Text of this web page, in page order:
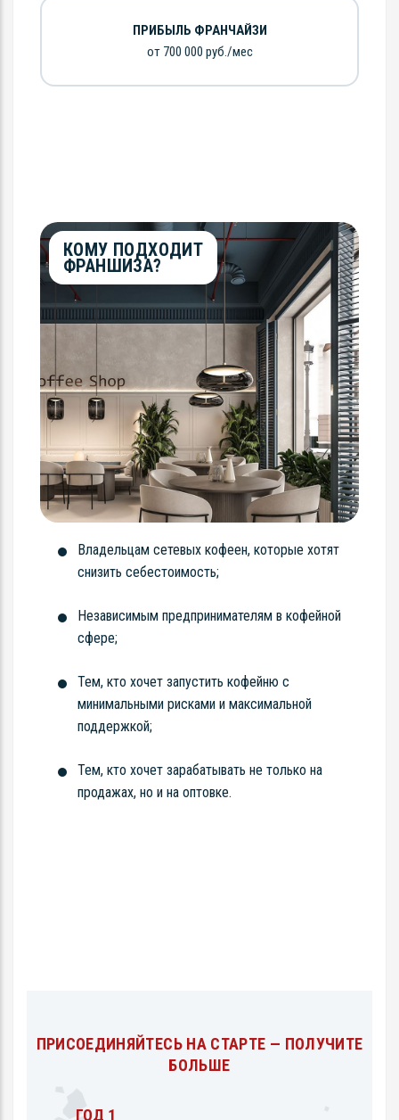
ПРИБЫЛЬ ФРАНЧАЙЗИ
от 700 000 руб./мес
Владельцам сетевых кофеен, которые хотят
снизить себестоимость;
Независимым предпринимателям в кофейной
сфере;
Тем, кто хочет запустить кофейню с
минимальными рисками и максимальной
поддержкой;
Тем, кто хочет зарабатывать не только на
продажах, но и на оптовке.
КОМУ ПОДХОДИТ
ФРАНШИЗА?
ПРИСОЕДИНЯЙТЕСЬ НА СТАРТЕ — ПОЛУЧИТЕ
БОЛЬШЕ
ГОД 1